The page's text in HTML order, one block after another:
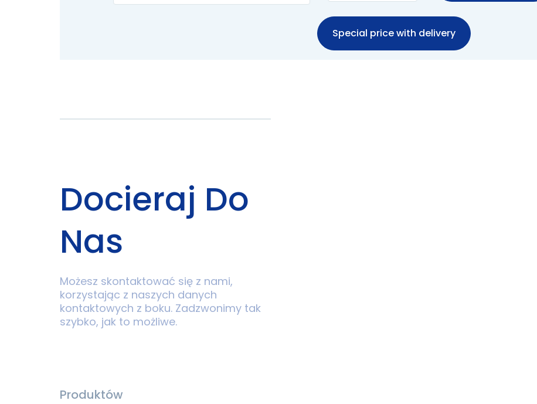
Special price with delivery
Docieraj Do
Nas
Możesz skontaktować się z nami,
korzystając z naszych danych
kontaktowych z boku. Zadzwonimy tak
szybko, jak to możliwe.
Produktów